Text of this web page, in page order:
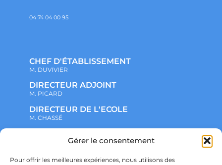
Gérer le consentement
Pour offrir les meilleures expériences, nous utilisons des
04 74 04 00 95
CHEF D'ÉTABLISSEMENT
M. DUVIVIER
DIRECTEUR ADJOINT
M. PICARD
DIRECTEUR DE L'ECOLE
M. CHASSÉ
NOTRE ENSEMBLE SCOLAIRE
ADMINISTRATIF